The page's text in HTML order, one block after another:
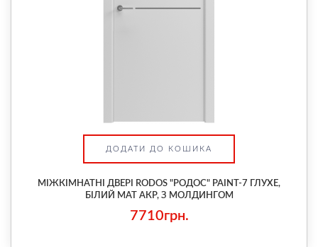
ДОДАТИ ДО КОШИКА
МІЖКІМНАТНІ ДВЕРІ RODOS "РОДОС" PAINT-7 ГЛУХЕ,
БІЛИЙ МАТ АКР, З МОЛДИНГОМ
7710грн.